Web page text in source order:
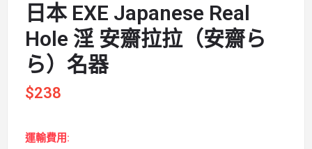
日本 EXE Japanese Real
Hole 淫 安齋拉拉（安齋ら
ら）名器
$238
運輸費用: